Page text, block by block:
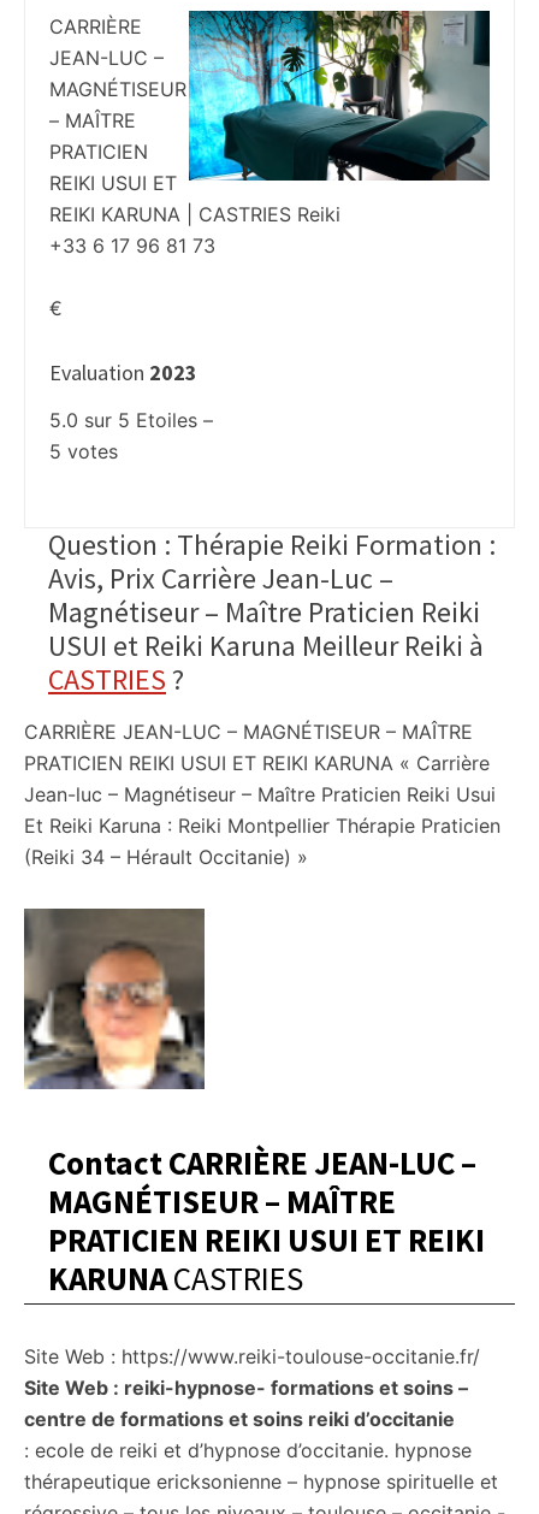
CARRIÈRE
JEAN-LUC –
MAGNÉTISEUR
– MAÎTRE
PRATICIEN
REIKI USUI ET
REIKI KARUNA | CASTRIES Reiki
+33 6 17 96 81 73
€
Evaluation 2023
5.0 sur 5 Etoiles –
5 votes
Question : Thérapie Reiki Formation :
Avis, Prix Carrière Jean-Luc –
Magnétiseur – Maître Praticien Reiki
USUI et Reiki Karuna Meilleur Reiki à
CASTRIES ?
CARRIÈRE JEAN-LUC – MAGNÉTISEUR – MAÎTRE
PRATICIEN REIKI USUI ET REIKI KARUNA « Carrière
Jean-luc – Magnétiseur – Maître Praticien Reiki Usui
Et Reiki Karuna : Reiki Montpellier Thérapie Praticien
(Reiki 34 – Hérault Occitanie) »
Contact CARRIÈRE JEAN-LUC –
MAGNÉTISEUR – MAÎTRE
PRATICIEN REIKI USUI ET REIKI
KARUNACASTRIES
Site Web : https://www.reiki-toulouse-occitanie.fr/
Site Web : reiki-hypnose- formations et soins –
centre de formations et soins reiki d’occitanie
: ecole de reiki et d’hypnose d’occitanie. hypnose
thérapeutique ericksonienne – hypnose spirituelle et